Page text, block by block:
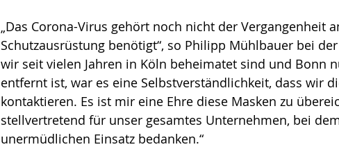
„Das Corona-Virus gehört noch nicht der Vergangenheit
Schutzausrüstung benötigt“, so Philipp Mühlbauer bei
wir seit vielen Jahren in Köln beheimatet sind und Bonn
entfernt ist, war es eine Selbstverständlichkeit, dass wir
kontaktieren. Es ist mir eine Ehre diese Masken zu
stellvertretend für unser gesamtes Unternehmen, bei
unermüdlichen Einsatz bedanken.“